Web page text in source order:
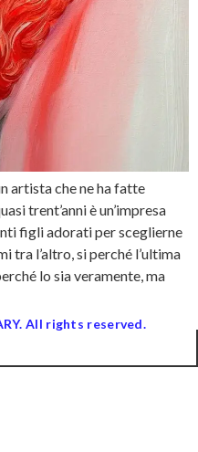
artista che ne ha fatte
trent’anni è un’impresa
figli adorati per sceglierne
tra l’altro, si perché l’ultima
lo sia veramente, ma
All rights reserved.